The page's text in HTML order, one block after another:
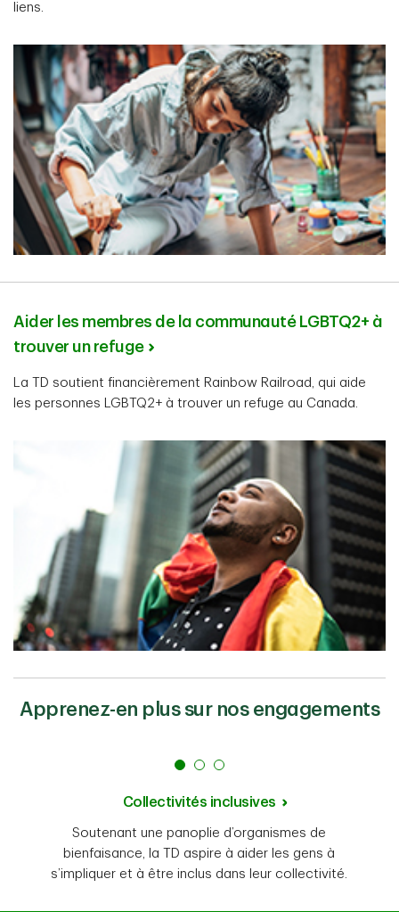
liens.
Aider les membres de la communauté LGBTQ2+ à
trouver un refuge
La TD soutient financièrement Rainbow Railroad, qui aide
les personnes LGBTQ2+ à trouver un refuge au Canada.
Apprenez-en plus sur nos engagements
Collectivités inclusives
Soutenant une panoplie d’organismes de
bienfaisance, la TD aspire à aider les gens à
s’impliquer et à être inclus dans leur collectivité.